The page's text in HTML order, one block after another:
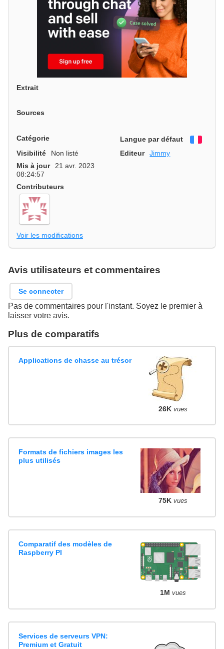
Extrait
Sources
Catégorie Langue par défaut
Visibilité
Non listé Editeur
Jimmy
Mis à jour
21 avr. 2023
08:24:57
Contributeurs
Voir les modifications
Avis utilisateurs et commentaires
Se connecter
Pas de commentaires pour l'instant. Soyez le premier à
laisser votre avis.
Plus de comparatifs
Applications de chasse au trésor
26K vues
Formats de fichiers images les
plus utilisés
75K vues
Comparatif des modèles de
Raspberry PI
1M vues
Services de serveurs VPN:
Premium et Gratuit